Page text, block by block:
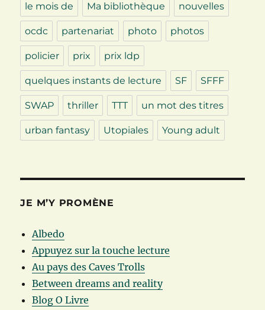
le mois de Ma bibliothèque nouvelles
ocdc partenariat photo photos
policier prix prix ldp
quelques instants de lecture SF SFFF
SWAP thriller TTT un mot des titres
urban fantasy Utopiales Young adult
JE M’Y PROMÈNE
Albedo
Appuyez sur la touche lecture
Au pays des Caves Trolls
Between dreams and reality
Blog O Livre